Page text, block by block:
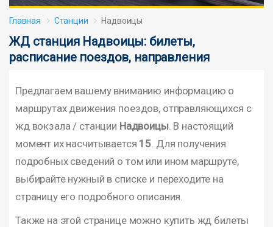
Главная Станции Надвоицы
ЖД станция Надвоицы: билеты,
расписание поездов, направления
Предлагаем вашему вниманию информацию о
маршрутах движения поездов, отправляющихся с
жд вокзала / станции Надвоицы. В настоящий
момент их насчитывается 15 . Для получения
подробных сведений о том или ином маршруте,
выбирайте нужный в списке и переходите на
страницу его подробного описания.
Также на этой странице можно купить жд билеты